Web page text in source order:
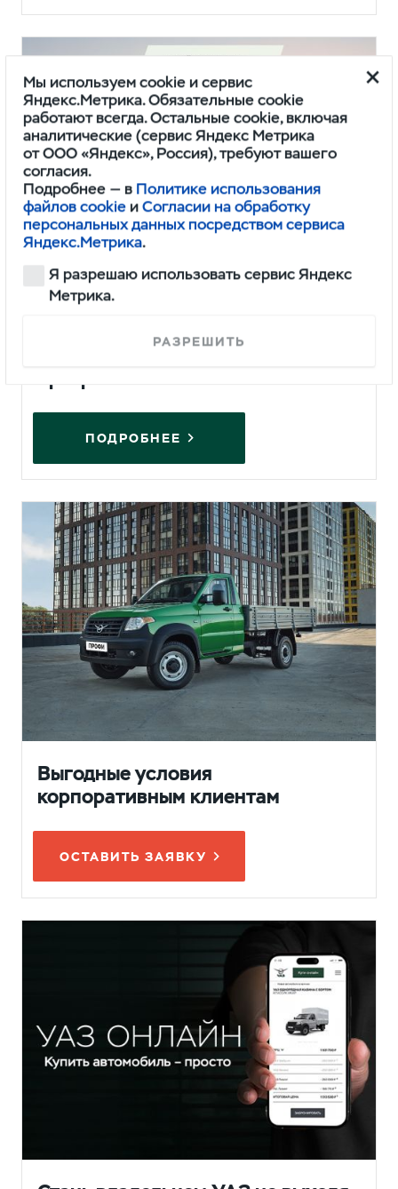
Универсальность и выносливость,
проверенная временем, с выгодой
ПОДРОБНЕЕ
Выгодные условия
корпоративным клиентам
ОСТАВИТЬ ЗАЯВКУ
Мы используем cookie и сервис
Яндекс.Метрика. Обязательные cookie
работают всегда. Остальные cookie, включая
аналитические (сервис Яндекс Метрика
от ООО «Яндекс», Россия), требуют вашего
согласия.
Подробнее — в Политике использования
файлов cookie иСогласии на обработку
персональных данных посредством сервиса
Яндекс.Метрика.
Я разрешаю использовать сервис Яндекс
Метрика.
РАЗРЕШИТЬ